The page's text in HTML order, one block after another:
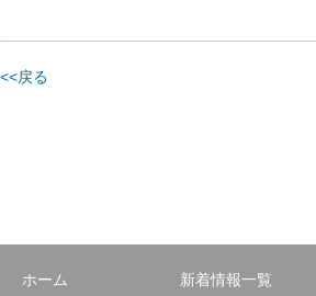
<<戻る
ホーム
新着情報一覧